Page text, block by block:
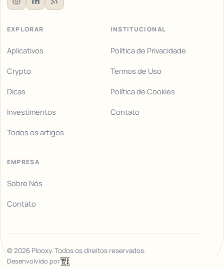
EXPLORAR
Aplicativos
Crypto
Dicas
Investimentos
Todos os artigos
INSTITUCIONAL
Política de Privacidade
Termos de Uso
Política de Cookies
Contato
EMPRESA
Sobre Nós
Contato
©2026Plooxy. Todos os direitos reservados.
Desenvolvido por